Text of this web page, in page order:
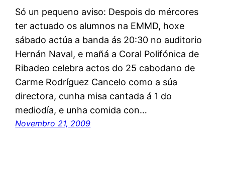
Só un pequeno aviso: Despois do mércores
ter actuado os alumnos na EMMD, hoxe
sábado actúa a banda ás 20:30 no auditorio
Hernán Naval, e mañá a Coral Polifónica de
Ribadeo celebra actos do 25 cabodano de
Carme Rodríguez Cancelo como a súa
directora, cunha misa cantada á 1 do
mediodía, e unha comida con…
Novembro 21, 2009